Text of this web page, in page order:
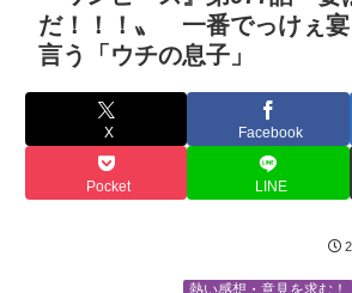
だ！！！〟 一番でっけぇ
言う「ウチの息子」
X Facebook
Pocket LINE